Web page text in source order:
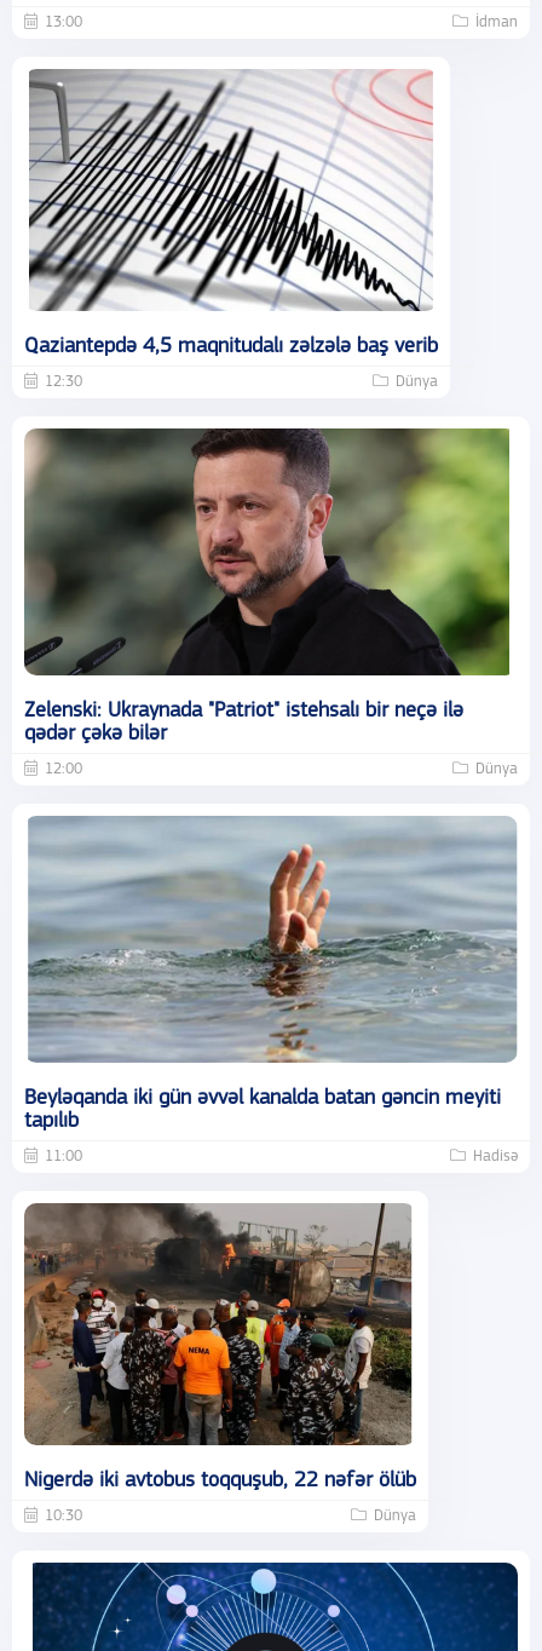
13:00 İdman
Qaziantepdə 4,5 maqnitudalı zəlzələ baş verib
12:30 Dünya
Zelenski: Ukraynada "Patriot" istehsalı bir neçə ilə
qədər çəkə bilər
12:00 Dünya
Beyləqanda iki gün əvvəl kanalda batan gəncin meyiti
tapılıb
11:00 Hadisə
Nigerdə iki avtobus toqquşub, 22 nəfər ölüb
10:30 Dünya